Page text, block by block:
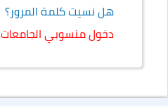
هل نسيت كلمة المرور؟
دخول منسوبي الجامعات